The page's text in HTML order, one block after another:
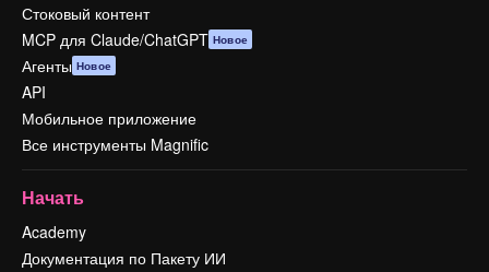
Стоковый контент
MCP для Claude/ChatGPT Новое
Агенты Новое
API
Мобильное приложение
Все инструменты Magnific
Начать
Academy
Документация по Пакету ИИ